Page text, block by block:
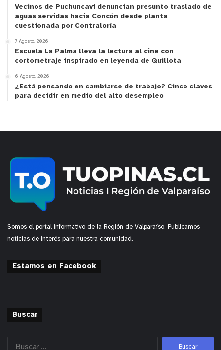
Vecinos de Puchuncaví denuncian presunto traslado de
aguas servidas hacia Concón desde planta
cuestionada por Contraloría
7 Agosto, 2026
Escuela La Palma lleva la lectura al cine con
cortometraje inspirado en leyenda de Quillota
6 Agosto, 2026
¿Está pensando en cambiarse de trabajo? Cinco claves
para decidir en medio del alto desempleo
Somos el portal informativo de la Región de Valparaíso. Publicamos
noticias de interés para nuestra comunidad.
Estamos en Facebook
Buscar